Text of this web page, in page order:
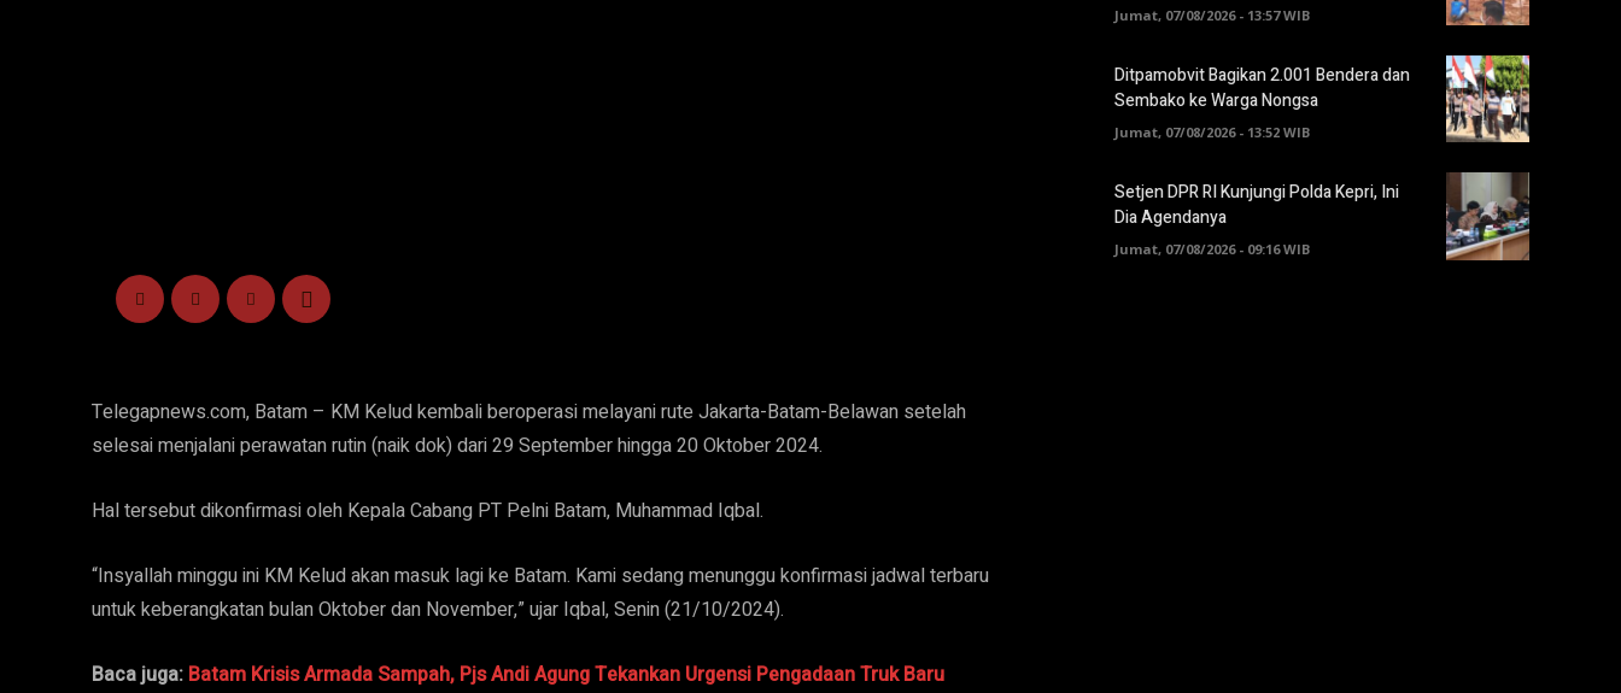
Telegapnews.com, Batam – KM Kelud kembali beroperasi melayani rute Jakarta-Batam-Belawan setelah
selesai menjalani perawatan rutin (naik dok) dari 29 September hingga 20 Oktober 2024.
Hal tersebut dikonfirmasi oleh Kepala Cabang PT Pelni Batam, Muhammad Iqbal.
“Insyallah minggu ini KM Kelud akan masuk lagi ke Batam. Kami sedang menunggu konfirmasi jadwal terbaru
untuk keberangkatan bulan Oktober dan November,” ujar Iqbal, Senin (21/10/2024).
Baca juga: Batam Krisis Armada Sampah, Pjs Andi Agung Tekankan Urgensi Pengadaan Truk Baru
Jumat, 07/08/2026 - 13:57 WIB
Ditpamobvit Bagikan 2.001 Bendera dan
Sembako ke Warga Nongsa
Jumat, 07/08/2026 - 13:52 WIB
Setjen DPR RI Kunjungi Polda Kepri, Ini
Dia Agendanya
Jumat, 07/08/2026 - 09:16 WIB